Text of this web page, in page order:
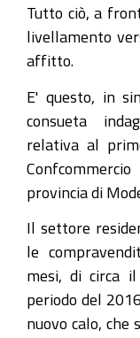
Tutto ciò, a
livellamento
affitto.
E' questo, in
consueta
relativa al
provincia di
Il settore
le
mesi, di circa
periodo del
nuovo calo, che